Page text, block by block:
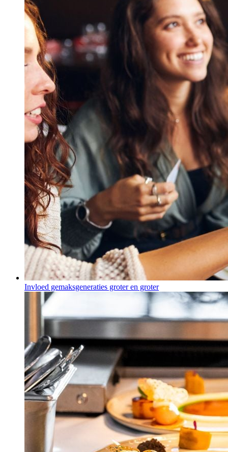
Invloed gemaksgeneraties groter en groter